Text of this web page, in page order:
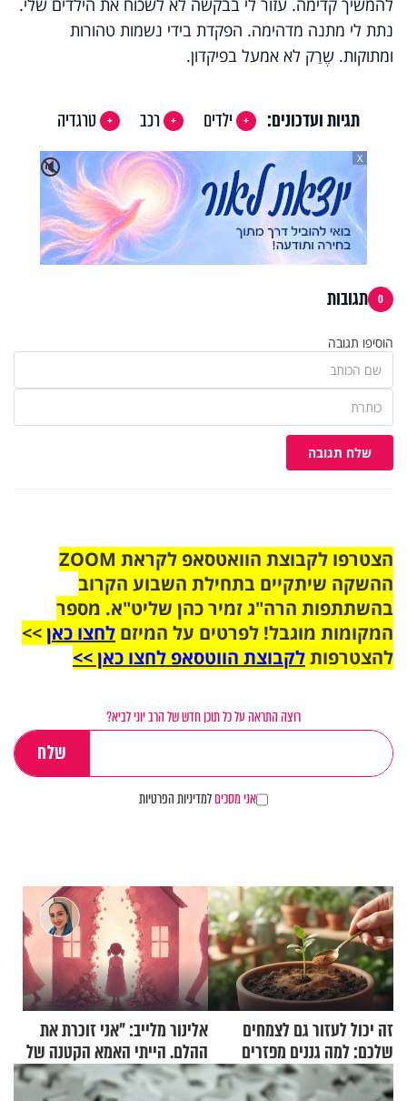
להמשיך קדימה. עזור לי בבקשה לא לשכוח את הילדים שלי.
נתת לי מתנה מדהימה. הפקדת בידי נשמות טהורות
ומתוקות. שֶרַק לא אמעל בפיקדון.
תגיות ועדכונים: ילדים רכב
טרגדיה
🔇
X
0 תגובות
הוסיפו תגובה
שלח תגובה
הצטרפו לקבוצת הוואטסאפ לקראת ZOOM
ההשקה שיתקיים בתחילת השבוע הקרוב
בהשתתפות הרה"ג זמיר כהן שליט"א. מספר
המקומות מוגבל! לפרטים על המיזם לחצו כאן>>
להצטרפותלקבוצת הווטסאפ לחצו כאן >>
רוצה התראה על כל תוכן חדש של הרב יוני לביא?
אני מסכיםלמדיניות הפרטיות
זה יכול לעזור גם לצמחים
שלכם: למה גננים מפזרים
קינמון בעציצים?
אלינור מלייב: "אני זוכרת את
ההלם. הייתי האמא הקטנה של
הבית"